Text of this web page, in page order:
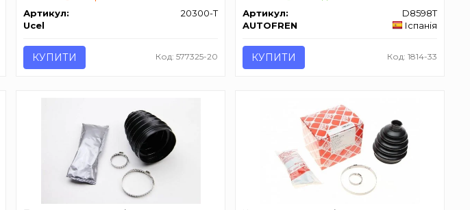
Артикул:
20300-T
Ucel
КУПИТИ Код: 577325-20
Артикул:
D8598T
AUTOFREN
Іспанія
КУПИТИ Код: 1814-33